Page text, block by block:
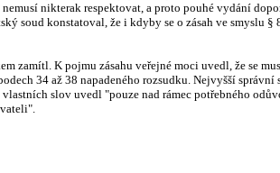
nikterak respektovat, a proto pouhé vydání
soud konstatoval, že i kdyby se o zásah ve smyslu
zamítl. K pojmu zásahu veřejné moci uvedl, že se
34 až 38 napadeného rozsudku. Nejvyšší
slov uvedl "pouze nad rámec potřebného